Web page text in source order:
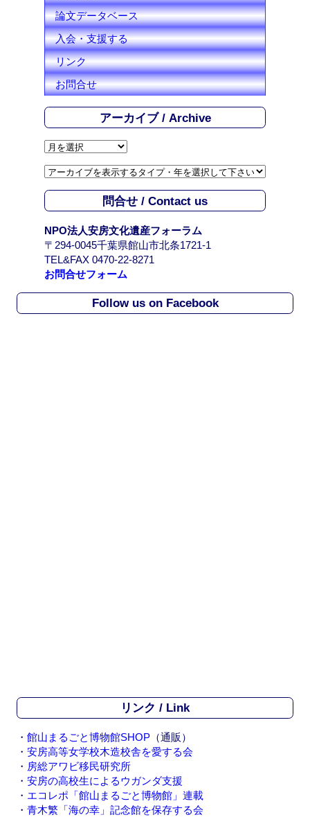
論文データベース
入会・支援する
リンク
お問合せ
アーカイブ / Archive
ア
カ
イ
ブ
A
r
c
h
i
問合せ / Contact us
NPO法人安房文化遺産フォーラム
〒294-0045千葉県館山市北条1721-1
TEL&FAX 0470-22-8271
お問合せフォーム
Follow us on Facebook
リンク / Link
・ 館山まるごと博物館SHOP （通販）
・ 安房高等女学校木造校舎を愛する会
・ 房総アワビ移民研究所
・ 安房の高校生によるウガンダ支援
・ エコレポ「館山まるごと博物館」連載
・ 青木繁「海の幸」記念館を保存する会